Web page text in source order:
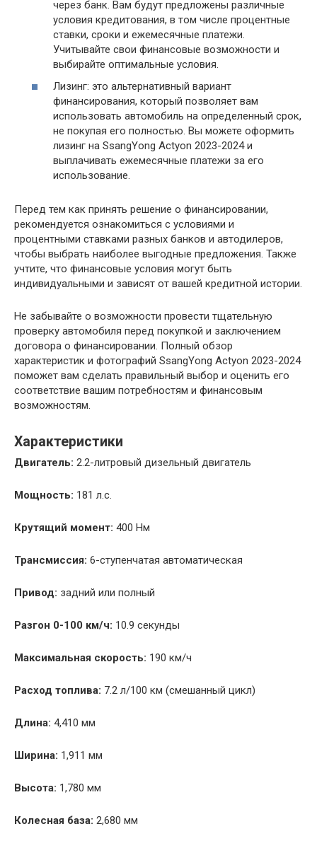
через банк. Вам будут предложены различные
условия кредитования, в том числе процентные
ставки, сроки и ежемесячные платежи.
Учитывайте свои финансовые возможности и
выбирайте оптимальные условия.
Лизинг: это альтернативный вариант
финансирования, который позволяет вам
использовать автомобиль на определенный срок,
не покупая его полностью. Вы можете оформить
лизинг на SsangYong Actyon 2023-2024 и
выплачивать ежемесячные платежи за его
использование.
Перед тем как принять решение о финансировании,
рекомендуется ознакомиться с условиями и
процентными ставками разных банков и автодилеров,
чтобы выбрать наиболее выгодные предложения. Также
учтите, что финансовые условия могут быть
индивидуальными и зависят от вашей кредитной истории.
Не забывайте о возможности провести тщательную
проверку автомобиля перед покупкой и заключением
договора о финансировании. Полный обзор
характеристик и фотографий SsangYong Actyon 2023-2024
поможет вам сделать правильный выбор и оценить его
соответствие вашим потребностям и финансовым
возможностям.
Характеристики
Двигатель: 2.2-литровый дизельный двигатель
Мощность: 181 л.с.
Крутящий момент: 400 Нм
Трансмиссия: 6-ступенчатая автоматическая
Привод: задний или полный
Разгон 0-100 км/ч: 10.9 секунды
Максимальная скорость: 190 км/ч
Расход топлива: 7.2 л/100 км (смешанный цикл)
Длина: 4,410 мм
Ширина: 1,911 мм
Высота: 1,780 мм
Колесная база: 2,680 мм